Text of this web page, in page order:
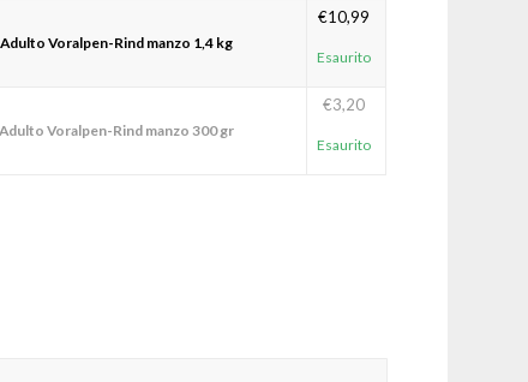
Voralpen-Rind manzo 1,4 kg
€10,99
Esaurito
Voralpen-Rind manzo 300 gr
€3,20
Esaurito